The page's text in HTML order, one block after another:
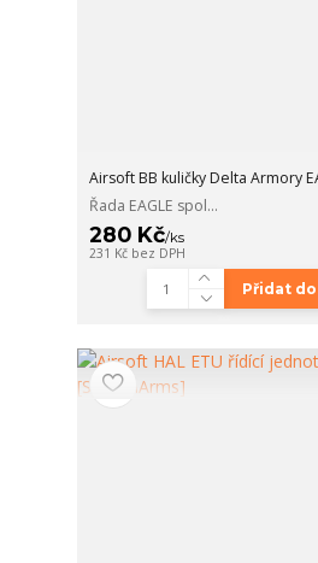
Airsoft BB kuličky Delta Armory
Řada EAGLE spol...
280 Kč/ks
231 Kč bez DPH
Přidat